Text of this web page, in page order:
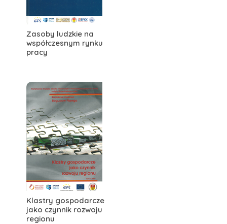
Zasoby ludzkie na
współczesnym rynku
pracy
Klastry gospodarcze
jako czynnik rozwoju
regionu